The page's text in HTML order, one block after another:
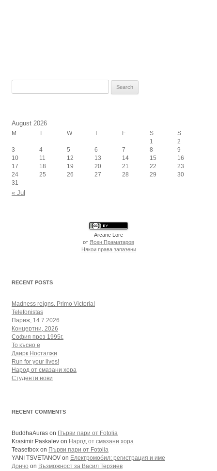
August 2026
M T W T F S
S
1
2
3
4 5 6 7 8
9
10
11 12 13 14 15
16
17
18 19 20 21 22
23
24
25 26 27 28 29
30
31
« Jul
Arcane Lore
от Ясен Праматаров
Някои права запазени
RECENT POSTS
Madness reigns. Primo Victoria!
Telefonistas
Париж, 14.7.2026
Концертни, 2026
София през 1995г.
То късно е
Даирк Носталжи
Run for your lives!
Народ от смазани хора
Студенти нови
RECENT COMMENTS
BuddhaAuras on Първи пари от Fotolia
Krasimir Paskalev on Народ от смазани хора
Teasetbox on Първи пари от Fotolia
YANI TSVETANOV on Електромобил: регистрация и име
Дончо on Възможност за Васил Терзиев